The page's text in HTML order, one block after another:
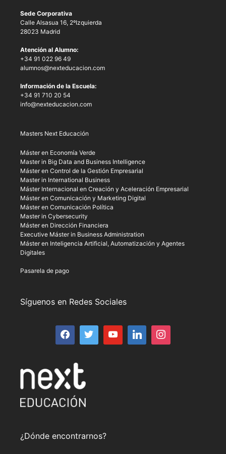
Sede Corporativa
Calle Alsasua 16, 2ºIzquierda
28023 Madrid
Atención al Alumno:
+34 91 022 96 49
alumnos@nexteducacion.com
Información de la Escuela:
+34 91 710 20 54
info@nexteducacion.com
Masters Next Educación
Máster en Economía Verde
Master in Big Data and Business Intelligence
Máster en Control de la Gestión Empresarial
Master in International Business
Máster Internacional en Creación y Aceleración Empresarial
Máster en Comunicación y Marketing Digital
Máster en Comunicación Política
Master in Cybersecurity
Máster en Dirección Financiera
Executive Máster in Business Administration
Máster en Inteligencia Artificial, Automatización y Agentes
Digitales
Pasarela de pago
Síguenos en Redes Sociales
¿Dónde encontrarnos?